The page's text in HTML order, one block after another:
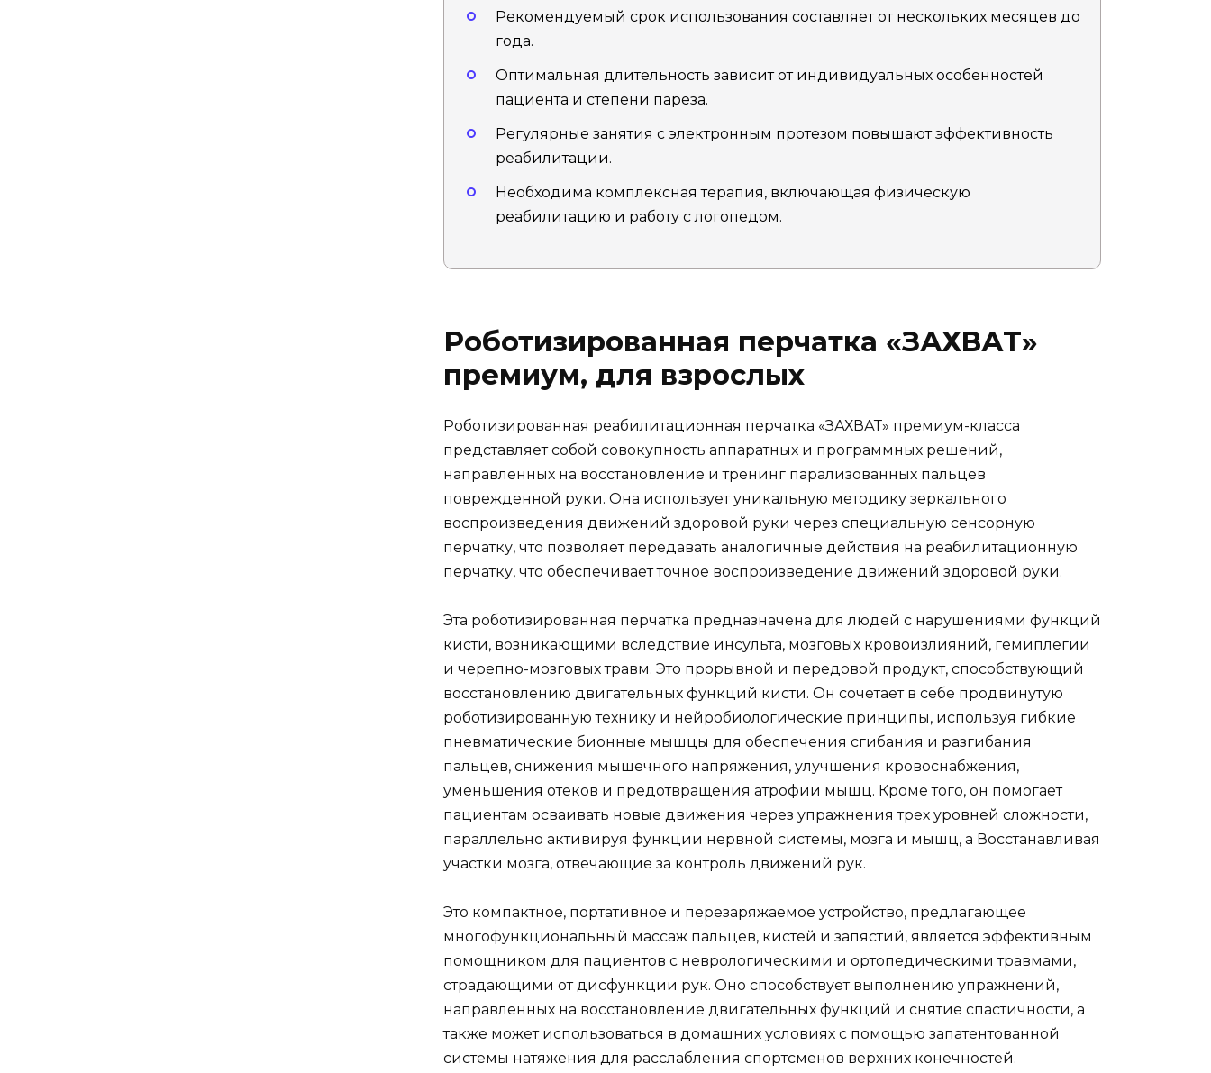
Рекомендуемый срок использования составляет от нескольких месяцев до
года.
Оптимальная длительность зависит от индивидуальных особенностей
пациента и степени пареза.
Регулярные занятия с электронным протезом повышают эффективность
реабилитации.
Необходима комплексная терапия, включающая физическую
реабилитацию и работу с логопедом.
Роботизированная перчатка «ЗАХВАТ»
премиум, для взрослых
Роботизированная реабилитационная перчатка «ЗАХВАТ» премиум-класса
представляет собой совокупность аппаратных и программных решений,
направленных на восстановление и тренинг парализованных пальцев
поврежденной руки. Она использует уникальную методику зеркального
воспроизведения движений здоровой руки через специальную сенсорную
перчатку, что позволяет передавать аналогичные действия на реабилитационную
перчатку, что обеспечивает точное воспроизведение движений здоровой руки.
Эта роботизированная перчатка предназначена для людей с нарушениями функций
кисти, возникающими вследствие инсульта, мозговых кровоизлияний, гемиплегии
и черепно-мозговых травм. Это прорывной и передовой продукт, способствующий
восстановлению двигательных функций кисти. Он сочетает в себе продвинутую
роботизированную технику и нейробиологические принципы, используя гибкие
пневматические бионные мышцы для обеспечения сгибания и разгибания
пальцев, снижения мышечного напряжения, улучшения кровоснабжения,
уменьшения отеков и предотвращения атрофии мышц. Кроме того, он помогает
пациентам осваивать новые движения через упражнения трех уровней сложности,
параллельно активируя функции нервной системы, мозга и мышц, а Восстанавливая
участки мозга, отвечающие за контроль движений рук.
Это компактное, портативное и перезаряжаемое устройство, предлагающее
многофункциональный массаж пальцев, кистей и запястий, является эффективным
помощником для пациентов с неврологическими и ортопедическими травмами,
страдающими от дисфункции рук. Оно способствует выполнению упражнений,
направленных на восстановление двигательных функций и снятие спастичности, а
также может использоваться в домашних условиях с помощью запатентованной
системы натяжения для расслабления спортсменов верхних конечностей.